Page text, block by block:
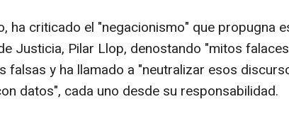
ha criticado el "negacionismo" que propugna
Justicia, Pilar Llop, denostando "mitos
falsas y ha llamado a "neutralizar esos
datos", cada uno desde su responsabilidad.